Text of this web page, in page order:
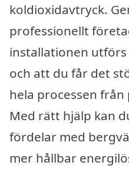
koldioxidavtryck.
professionellt
installationen
och att du får det
hela processen
Med rätt hjälp kan
fördelar med
mer hållbar